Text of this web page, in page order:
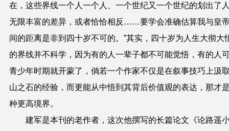
在，这些界线一个人一个人、一个世纪又一个世纪的划出了
无限丰富的差异，或者恰恰相反……要学会准确估算我与皇
间的距离是非到四十岁不可的。”其实，四十岁为人生大彻大
的界线并不科学，因为有的人一辈子都不可能觉悟，有的人
青少年时期就开蒙了，倘若一个作家不仅是在叙事技巧上汲
山之石的经验，而更能从中悟到其背后价值观的表达，那才
种更高境界。
建军是本刊的老作者，这次他撰写的长篇论文《论路遥